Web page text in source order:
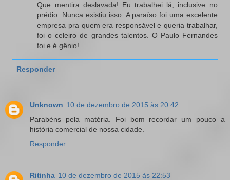
Que mentira deslavada! Eu trabalhei lá, inclusive no
prédio. Nunca existiu isso. A paraíso foi uma excelente
empresa pra quem era responsável e queria trabalhar,
foi o celeiro de grandes talentos. O Paulo Fernandes
foi e é gênio!
Responder
Unknown 10 de dezembro de 2015 às 20:42
Parabéns pela matéria. Foi bom recordar um pouco a
história comercial de nossa cidade.
Responder
Ritinha 10 de dezembro de 2015 às 22:53